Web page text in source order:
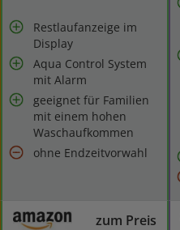
Restlaufanzeige im
Display
Aqua Control System
mit Alarm
geeignet für Familien
mit einem hohen
Waschaufkommen
ohne Endzeitvorwahl
zum Preis